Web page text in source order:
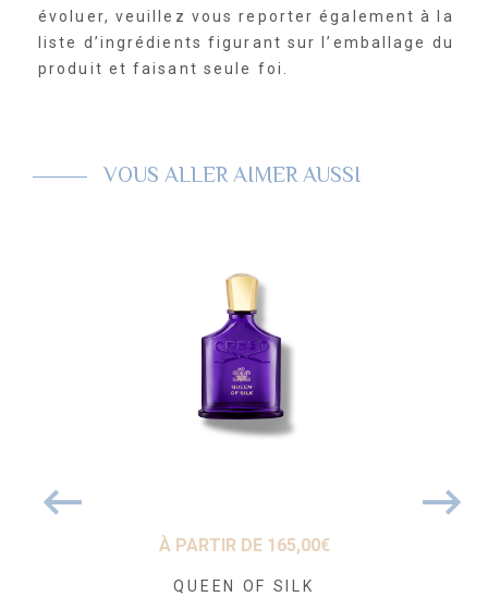
évoluer, veuillez vous reporter également à la
liste d’ingrédients figurant sur l’emballage du
produit et faisant seule foi.
VOUS ALLER AIMER AUSSI
À PARTIR DE 165,00€
QUEEN OF SILK